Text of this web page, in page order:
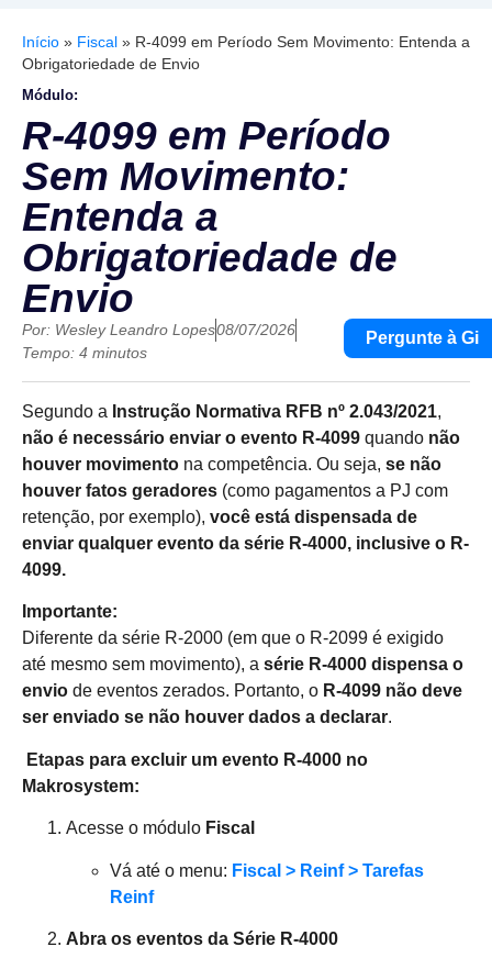
Início » Fiscal » R-4099 em Período Sem Movimento: Entenda a
Obrigatoriedade de Envio
Módulo:
R-4099 em Período
Sem Movimento:
Entenda a
Obrigatoriedade de
Envio
Por: Wesley Leandro Lopes08/07/2026
Tempo: 4 minutos
Pergunte à Gi
Segundo a Instrução Normativa RFB nº 2.043/2021,
não é necessário enviar o evento R-4099 quando não
houver movimento na competência. Ou seja, se não
houver fatos geradores (como pagamentos a PJ com
retenção, por exemplo), você está dispensada de
enviar qualquer evento da série R-4000, inclusive o R-
4099.
Importante:
Diferente da série R-2000 (em que o R-2099 é exigido
até mesmo sem movimento), a série R-4000 dispensa o
envio de eventos zerados. Portanto, o R-4099 não deve
ser enviado se não houver dados a declarar.
Etapas para excluir um evento R-4000 no
Makrosystem:
Acesse o módulo Fiscal
Vá até o menu: Fiscal > Reinf > Tarefas
Reinf
Abra os eventos da Série R-4000